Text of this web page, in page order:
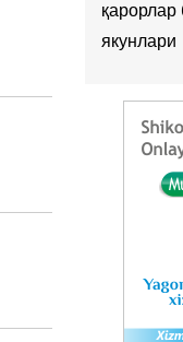
якунлари